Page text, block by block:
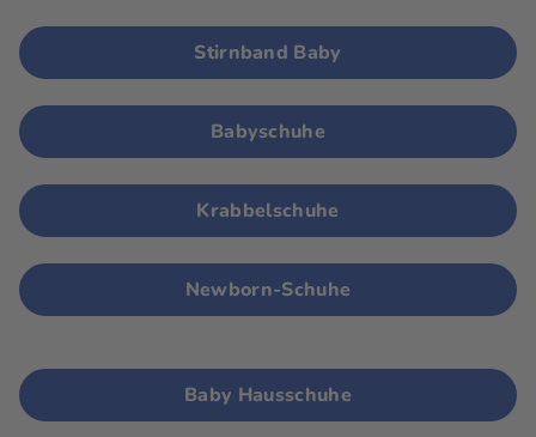
Stirnband Baby
Babyschuhe
Krabbelschuhe
Newborn-Schuhe
Baby Hausschuhe